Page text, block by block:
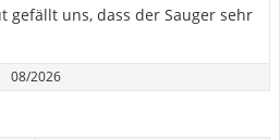
gefällt uns, dass der Sauger sehr
08/2026